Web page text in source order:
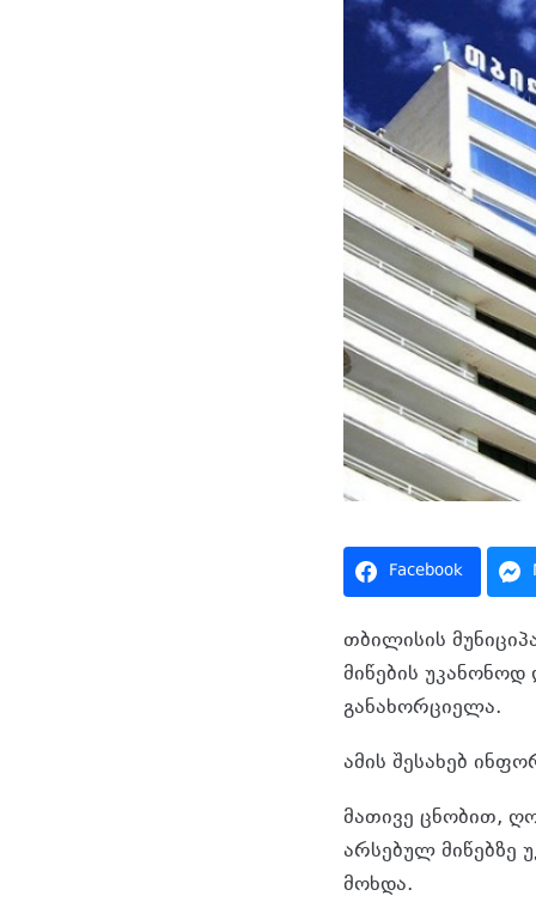
Facebook
თბილისის
მიწების
განახორციელა.
ამის შესახებ
მათივე ცნობით,
არსებულ მიწებზე
მოხდა.